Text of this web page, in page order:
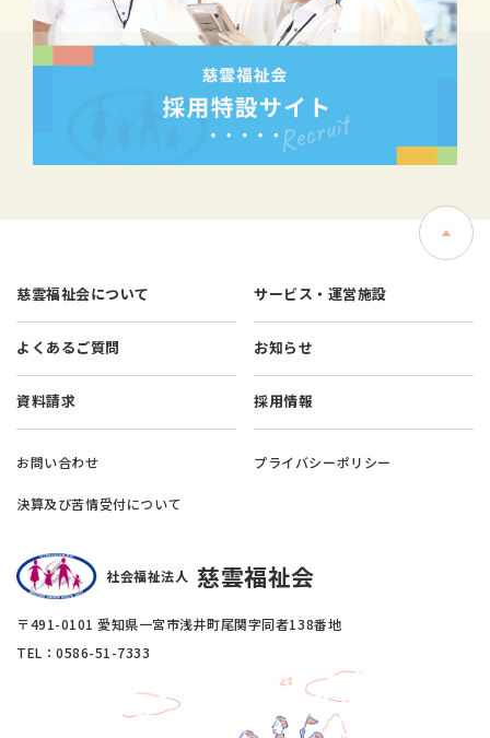
慈雲福祉会について サービス・運営施設
よくあるご質問 お知らせ
資料請求 採用情報
お問い合わせ プライバシーポリシー
決算及び苦情受付について
社会福祉法人 慈雲福祉会
〒491-0101 愛知県一宮市浅井町尾関字同者138番地
TEL：0586-51-7333